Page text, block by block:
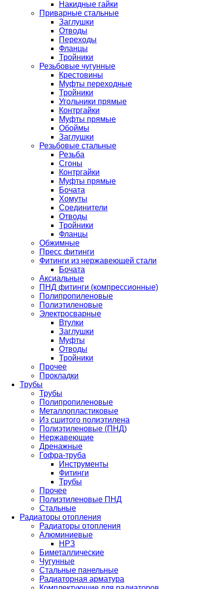
Накидные гайки
Приварные стальные
Заглушки
Отводы
Переходы
Фланцы
Тройники
Резьбовые чугунные
Крестовины
Муфты переходные
Тройники
Угольники прямые
Контргайки
Муфты прямые
Обоймы
Заглушки
Резьбовые стальные
Резьба
Сгоны
Контргайки
Муфты прямые
Бочата
Хомуты
Соединители
Отводы
Тройники
Фланцы
Обжимные
Пресс фитинги
Фитинги из нержавеющей стали
Бочата
Аксиальные
ПНД фитинги (компрессионные)
Полипропиленовые
Полиэтиленовые
Электросварные
Втулки
Заглушки
Муфты
Отводы
Тройники
Прочее
Прокладки
Трубы
Трубы
Полипропиленовые
Металлопластиковые
Из сшитого полиэтилена
Полиэтиленовые (ПНД)
Нержавеющие
Дренажные
Гофра-труба
Инструменты
Фитинги
Трубы
Прочее
Полиэтиленовые ПНД
Стальные
Радиаторы отопления
Радиаторы отопления
Алюминиевые
НРЗ
Биметаллические
Чугунные
Стальные панельные
Радиаторная арматура